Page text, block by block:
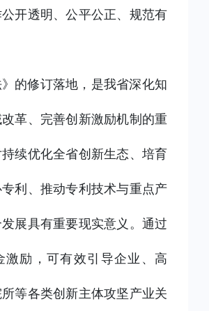
开透明、公平公正、规范有
》的修订落地，是我省深化知
革、完善创新激励机制的重
续优化全省创新生态、培育
利、推动专利技术与重点产
展具有重要现实意义。通过
激励，可有效引导企业、高
等各类创新主体攻坚产业关